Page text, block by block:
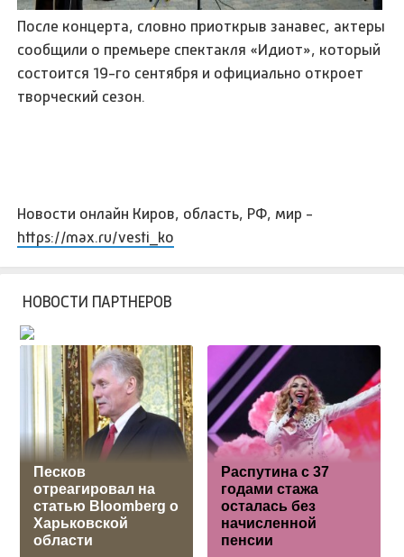
После концерта, словно приоткрыв занавес, актеры
сообщили о премьере спектакля «Идиот», который
состоится 19-го сентября и официально откроет
творческий сезон.
Новости онлайн Киров, область, РФ, мир -
https://max.ru/vesti_ko
НОВОСТИ ПАРТНЕРОВ
Песков
отреагировал на
статью Bloomberg о
Харьковской
области
Распутина с 37
годами стажа
осталась без
начисленной
пенсии